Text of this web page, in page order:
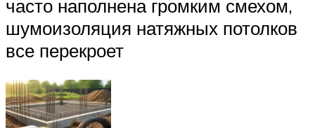
часто наполнена громким смехом,
шумоизоляция натяжных потолков
все перекроет